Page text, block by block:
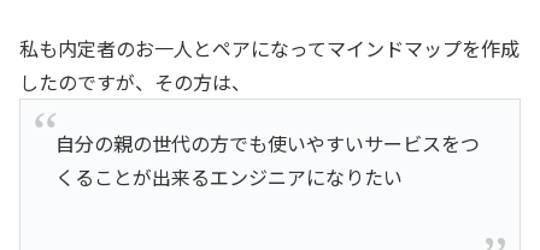
私も内定者のお一人とペアになってマインドマップを作成
したのですが、その方は、
自分の親の世代の方でも使いやすいサービスをつ
くることが出来るエンジニアになりたい